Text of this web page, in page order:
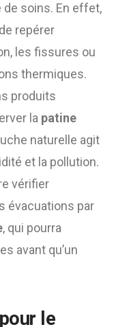
de soins. En effet,
repérer
les fissures ou
thermiques.
produits
la patine
naturelle agit
et la pollution.
vérifier
évacuations par
, qui pourra
avant qu’un
le